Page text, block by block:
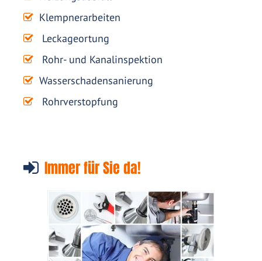
Klempnerarbeiten
Leckageortung
Rohr- und Kanalinspektion
Wasserschadensanierung
Rohrverstopfung
Immer für Sie da!